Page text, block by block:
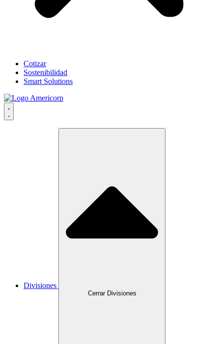
Cotizar
Sostenibilidad
Smart Solutions
Divisiones
Cerrar Divisiones